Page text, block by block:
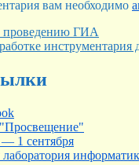
вам необходимо
проведению ГИА
"Просвещение"
1 сентября
лаборатория